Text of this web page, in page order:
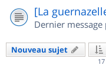
[La
Dernier message
Nouveau sujet